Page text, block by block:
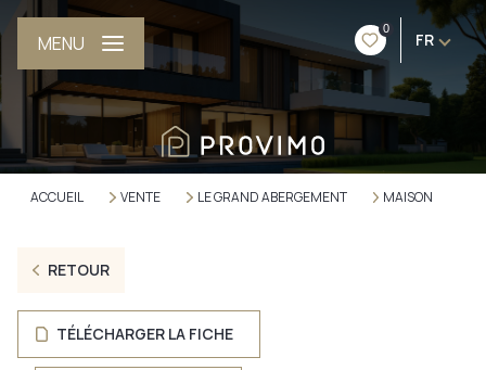
0
FR
MENU
ACCUEIL VENTE LE GRAND ABERGEMENT MAISON
RETOUR
TÉLÉCHARGER LA FICHE